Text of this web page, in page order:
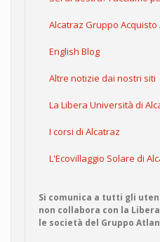
Alcatraz Gruppo Acquisto
English Blog
Altre notizie dai nostri siti
La Libera Università di
I corsi di Alcatraz
L'Ecovillaggio Solare di
Si comunica a tutti gli
non collabora con la
le società del Gruppo